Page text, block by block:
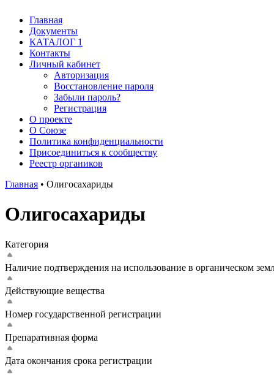
Главная
Документы
КАТАЛОГ 1
Контакты
Личный кабинет
Авторизация
Восстановление пароля
Забыли пароль?
Регистрация
О проекте
О Союзе
Политика конфиденциальности
Присоединиться к сообществу
Реестр органиков
Главная • Олигосахариды
Олигосахариды
Категория
Наличие подтверждения на использование в органическом
Действующие вещества
Номер государственной регистрации
Препаративная форма
Дата окончания срока регистрации